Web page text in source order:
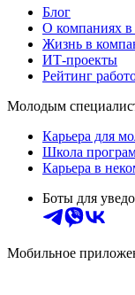
Блог
О компаниях
Жизнь в
ИТ-проекты
Рейтинг
Молодым
Карьера для
Школа
Карьера в
Боты для
Мобильное